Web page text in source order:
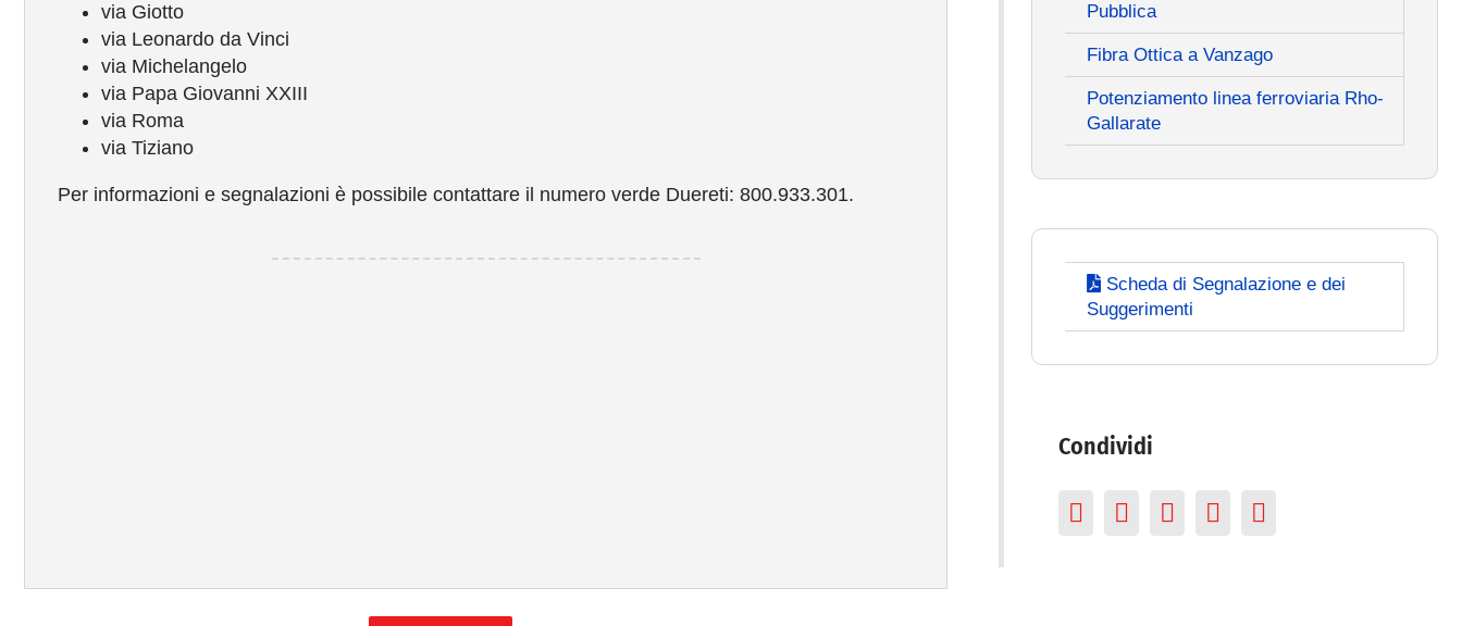
via Giotto
via Leonardo da Vinci
via Michelangelo
via Papa Giovanni XXIII
via Roma
via Tiziano
Per informazioni e segnalazioni è possibile contattare il numero verde Duereti: 800.933.301.
Pubblica
Fibra Ottica a Vanzago
Potenziamento linea ferroviaria Rho-
Gallarate
Scheda di Segnalazione e dei
Suggerimenti
Condividi